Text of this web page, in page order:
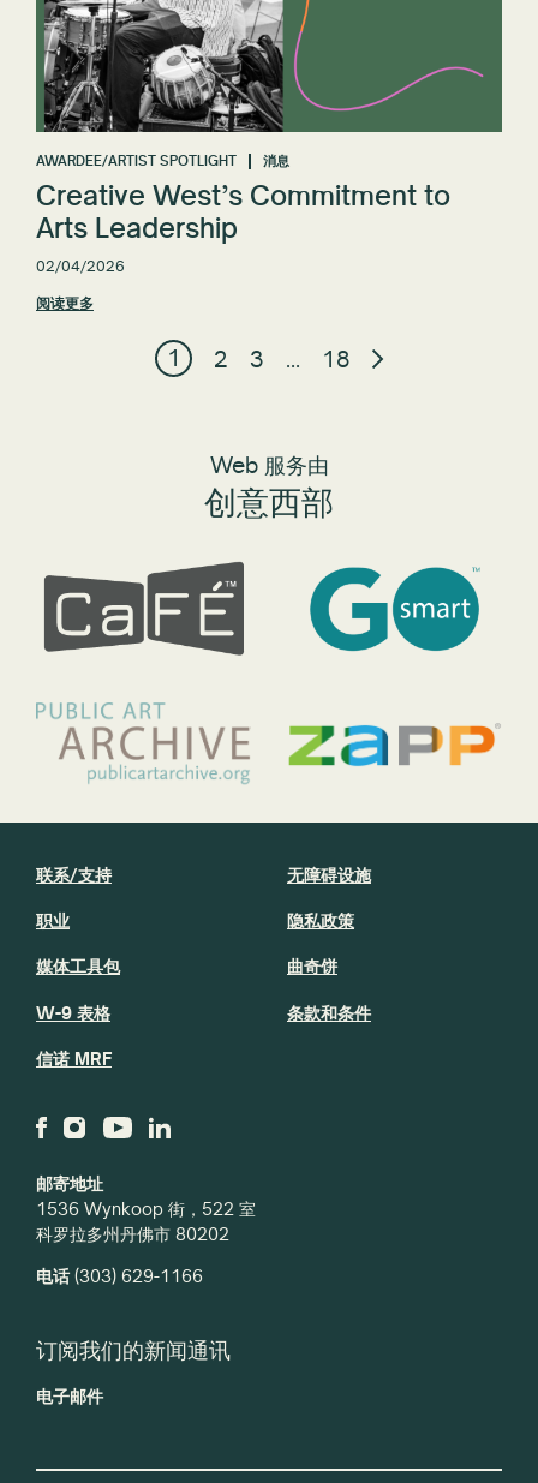
AWARDEE/ARTIST SPOTLIGHT 消息
Creative West’s Commitment to
Arts Leadership
02/04/2026
阅读更多
1 2 3 … 18
Web 服务由
创意西部
邮寄地址
1536 Wynkoop 街，522 室
科罗拉多州丹佛市 80202
电话(303) 629-1166
联系/支持
职业
媒体工具包
W-9 表格
信诺 MRF
无障碍设施
隐私政策
曲奇饼
条款和条件
订阅我们的新闻通讯
电子邮件